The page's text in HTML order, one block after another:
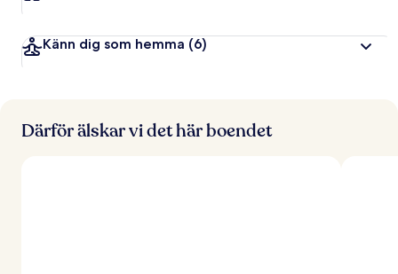
Känn dig som hemma (6)
Därför älskar vi det här boendet